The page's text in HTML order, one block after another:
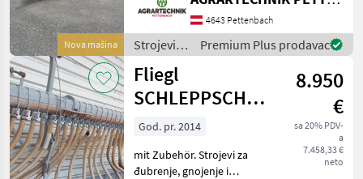
Nova mašina
konzipiert worden.
Praxistauglichkeit und
Effizienz waren uns bei der
Entwicklung der neuen
Fassreih
4643 Pettenbach
Strojevi
za
đubrenje,
gnojenje i
navodnjavanje
/ Fliegl
Premium Plus prodavac
Fliegl
15M
8.950
€
sa 20% PDV-
a
7.458,33 €
neto
God. pr. 2014
mit Zubehör. Strojevi za
đubrenje, gnojenje i